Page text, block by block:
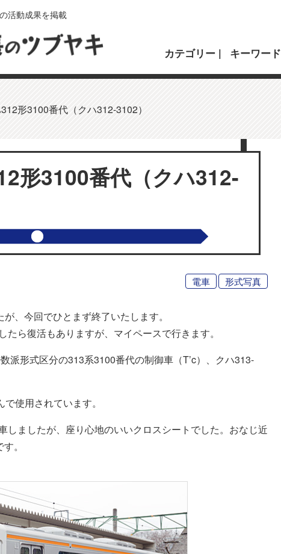
活動成果を掲載
カテゴリー キーワード
形3100番代（クハ312-3102）
形3100番代（クハ312-
電車 形式写真
、今回でひとまず終了いたします。
ら復活もありますが、マイペースで行きます。
派形式区分の313系3100番代の制御車（T’c）、クハ313-
で使用されています。
しましたが、座り心地のいいクロスシートでした。おなじ近
。